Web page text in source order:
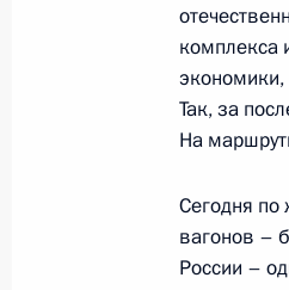
21 декабря
20 декабря
комплекса
экономики,
Так, за
На
Сегодня
вагонов –
России –